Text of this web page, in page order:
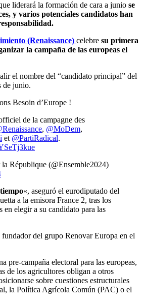
liderará la formación de cara a junio se
y varios potenciales candidatos han
(Renaissance) celebre su primera
la campaña de las europeas el
el nombre del “candidato principal” del
de junio.
Besoin d’Europe !
de la campagne des
, @MoDem,
et @PartiRadical.
République (@Ensemble2024)
«, aseguró el eurodiputado del
a la emisora France 2, tras los
en elegir a su candidato para las
fundador del grupo Renovar Europa en el
pre-campaña electoral para las europeas,
de los agricultores obligan a otros
sobre cuestiones estructurales
la Política Agrícola Común (PAC) o el